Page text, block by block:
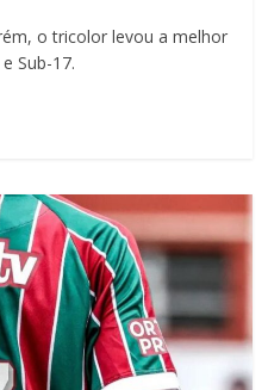
o tricolor levou a melhor
Sub-17.